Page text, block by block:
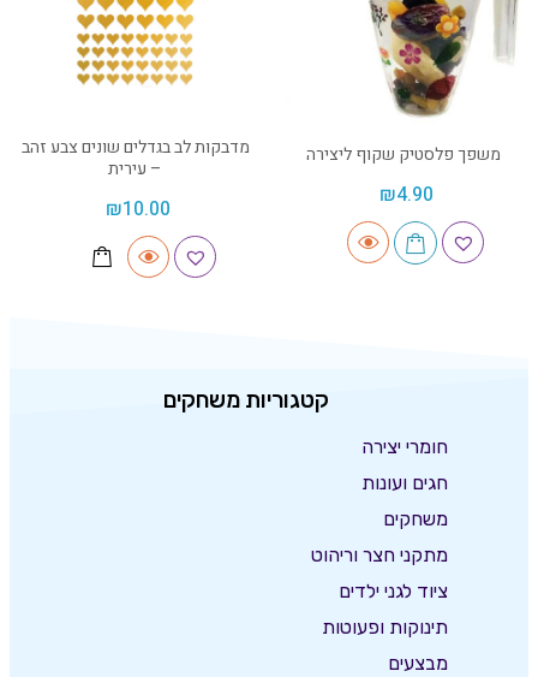
משפך פלסטיק שקוף ליצירה
₪4.90
מדבקות לב בגדלים שונים צבע זהב
– עירית
₪10.00
קטגוריות משחקים
חומרי יצירה
חגים ועונות
משחקים
מתקני חצר וריהוט
ציוד לגני ילדים
תינוקות ופעוטות
מבצעים